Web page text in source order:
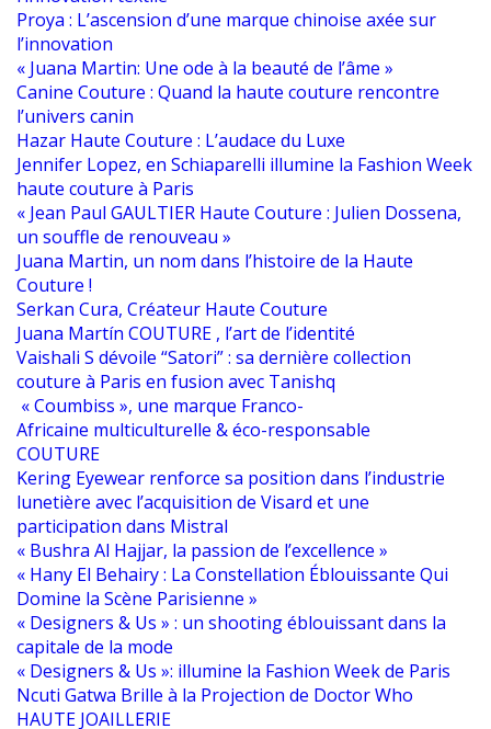
Proya : L’ascension d’une marque chinoise axée sur
l’innovation
« Juana Martin: Une ode à la beauté de l’âme »
Canine Couture : Quand la haute couture rencontre
l’univers canin
Hazar Haute Couture : L’audace du Luxe
Jennifer Lopez, en Schiaparelli illumine la Fashion Week
haute couture à Paris
« Jean Paul GAULTIER Haute Couture : Julien Dossena,
un souffle de renouveau »
Juana Martin, un nom dans l’histoire de la Haute
Couture !
Serkan Cura, Créateur Haute Couture
Juana Martín COUTURE , l’art de l’identité
Vaishali S dévoile “Satori” : sa dernière collection
couture à Paris en fusion avec Tanishq
« Coumbiss », une marque Franco-
Africaine multiculturelle & éco-responsable
COUTURE
Kering Eyewear renforce sa position dans l’industrie
lunetière avec l’acquisition de Visard et une
participation dans Mistral
« Bushra Al Hajjar, la passion de l’excellence »
« Hany El Behairy : La Constellation Éblouissante Qui
Domine la Scène Parisienne »
« Designers & Us » : un shooting éblouissant dans la
capitale de la mode
« Designers & Us »: illumine la Fashion Week de Paris
Ncuti Gatwa Brille à la Projection de Doctor Who
HAUTE JOAILLERIE